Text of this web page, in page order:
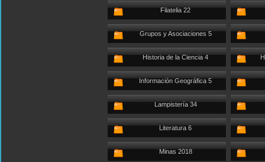
Filatelia 22
Grupos y Asociaciones 5
Historia de la Ciencia 4
Información Geográfica 5
Lampistería 34
Literatura 6
Minas 2018